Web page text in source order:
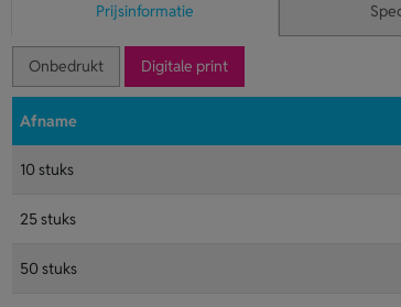
Prijsinformatie
Onbedrukt Digitale print
Afname
10 stuks
25 stuks
50 stuks